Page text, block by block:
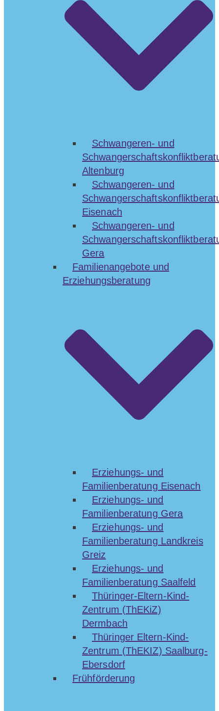
Schwangeren- und
Altenburg
Schwangeren- und
Eisenach
Schwangeren- und
Gera
Familienangebote und
Erziehungsberatung
Erziehungs- und
Familienberatung Eisenach
Erziehungs- und
Familienberatung Gera
Erziehungs- und
Familienberatung Landkreis
Greiz
Erziehungs- und
Familienberatung Saalfeld
Thüringer-Eltern-Kind-
Zentrum (ThEKiZ)
Dermbach
Thüringer Eltern-Kind-
Zentrum (ThEKIZ) Saalburg-
Ebersdorf
Frühförderung